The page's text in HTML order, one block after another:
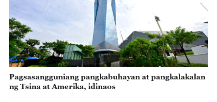
Pagsasangguniang pangkabuhayan at pangkalakalan
ng Tsina at Amerika, idinaos